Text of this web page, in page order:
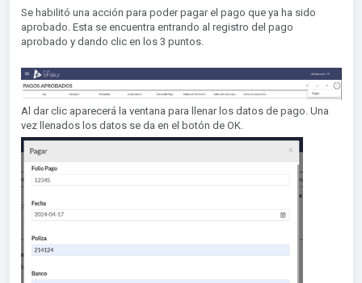
Se habilitó una acción para poder pagar el pago que ya ha sido
aprobado. Esta se encuentra entrando al registro del pago
aprobado y dando clic en los 3 puntos.
Al dar clic aparecerá la ventana para llenar los datos de pago. Una
vez llenados los datos se da en el botón de OK.